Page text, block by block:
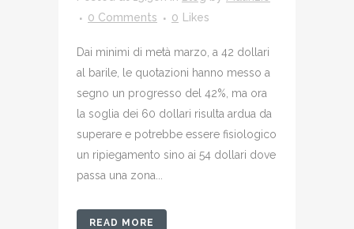
0 Comments
0 Likes
Dai minimi di metà marzo, a 42 dollari
al barile, le quotazioni hanno messo a
segno un progresso del 42%, ma ora
la soglia dei 60 dollari risulta ardua da
superare e potrebbe essere fisiologico
un ripiegamento sino ai 54 dollari dove
passa una zona...
READ MORE